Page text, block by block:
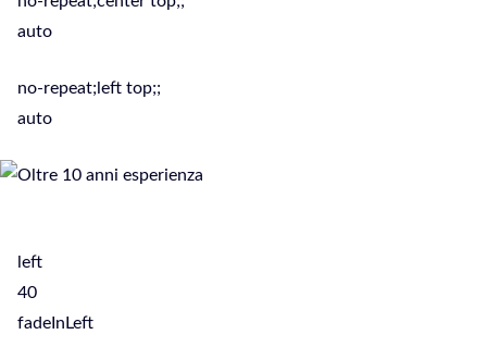
auto
no-repeat;left top;;
auto
left
40
fadeInLeft